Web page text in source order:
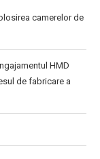
camerelor de
HMD
de fabricare a